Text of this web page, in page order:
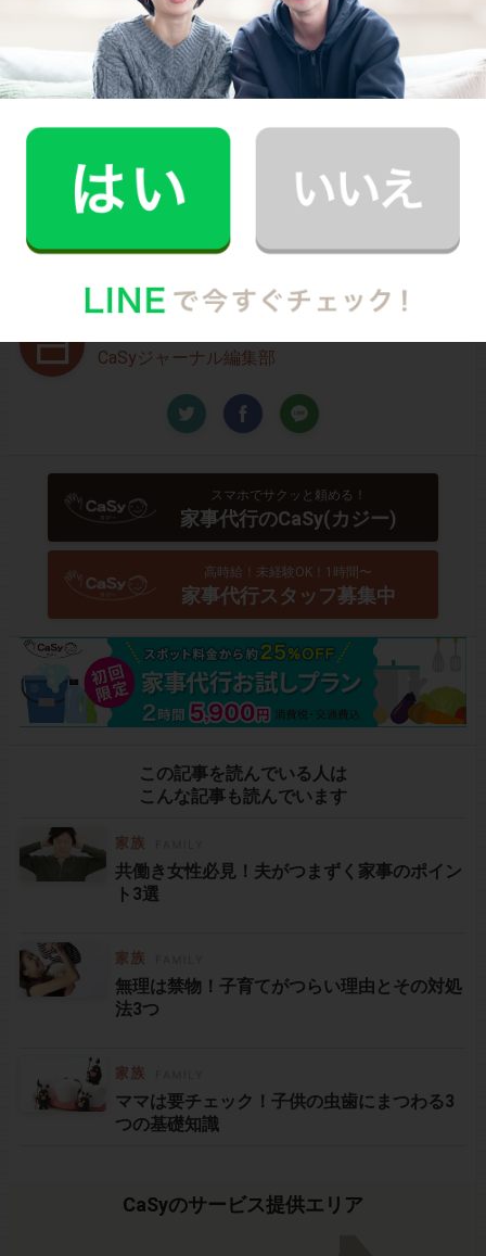
スタッフ･お客様双方への本人確認で安全
万が一の物損も損害保険があるから安心（適応の範囲内）
初めての家事代行でどうお願いすればいいのか分からな
い…、どんなスタッフが来るのか不安…といった方のため
用意しております。
少しでも興味を持っていただけましたら、CaSyで家事代
行デビューしてみませんか？
CaSyジャーナル編集部
スマホでサクッと頼める！
家事代行のCaSy(カジー)
高時給！未経験OK！1時間〜
家事代行スタッフ募集中
この記事を読んでいる人は
こんな記事も読んでいます
共働き女性必見！夫がつまずく家事のポイン
ト3選
無理は禁物！子育てがつらい理由とその対処
法3つ
ママは要チェック！子供の虫歯にまつわる3
つの基礎知識
CaSyのサービス提供エリア